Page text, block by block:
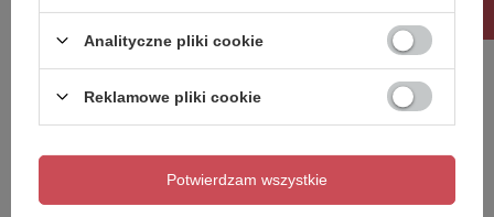
Dodaj własne zdjęcie produktu:
Analityczne pliki cookie
Reklamowe pliki cookie
Potwierdzam wszystkie